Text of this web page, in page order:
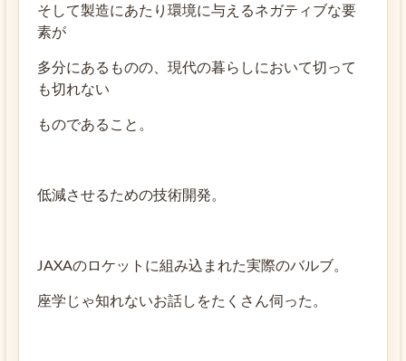
そして製造にあたり環境に与えるネガティブな要
素が
多分にあるものの、現代の暮らしにおいて切って
も切れない
ものであること。
低減させるための技術開発。
JAXAのロケットに組み込まれた実際のバルブ。
座学じゃ知れないお話しをたくさん伺った。